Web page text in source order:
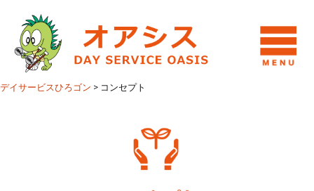
デイサービスひろゴン > コンセプト